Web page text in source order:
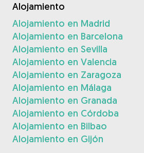
Alojamiento
Alojamiento en Madrid
Alojamiento en Barcelona
Alojamiento en Sevilla
Alojamiento en Valencia
Alojamiento en Zaragoza
Alojamiento en Málaga
Alojamiento en Granada
Alojamiento en Córdoba
Alojamiento en Bilbao
Alojamiento en Gijón